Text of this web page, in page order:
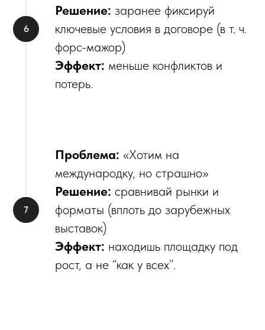
Решение: заранее фиксируй
ключевые условия в договоре (в т. ч.
форс-мажор)
Эффект: меньше конфликтов и
потерь.
Проблема: «Хотим на
международку, но страшно»
Решение: сравнивай рынки и
форматы (вплоть до зарубежных
выставок)
Эффект: находишь площадку под
рост, а не “как у всех”.